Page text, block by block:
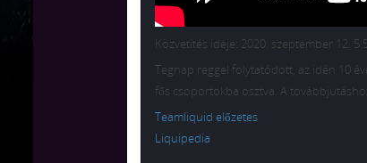
Közvetítés ideje: 2020. szeptember 12.
Tegnap reggel folytatódott, az idén 10
fős csoportokba osztva. A
Teamliquid előzetes
Liquipedia